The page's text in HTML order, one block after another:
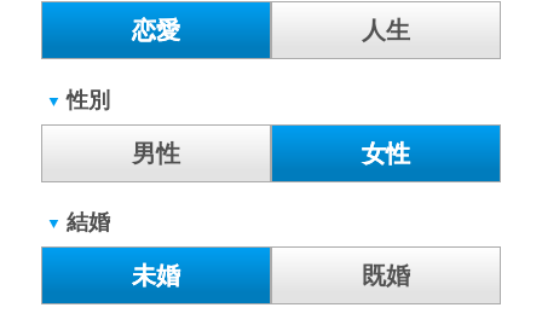
恋愛 人生
▼ 性別
男性 女性
▼ 結婚
未婚 既婚